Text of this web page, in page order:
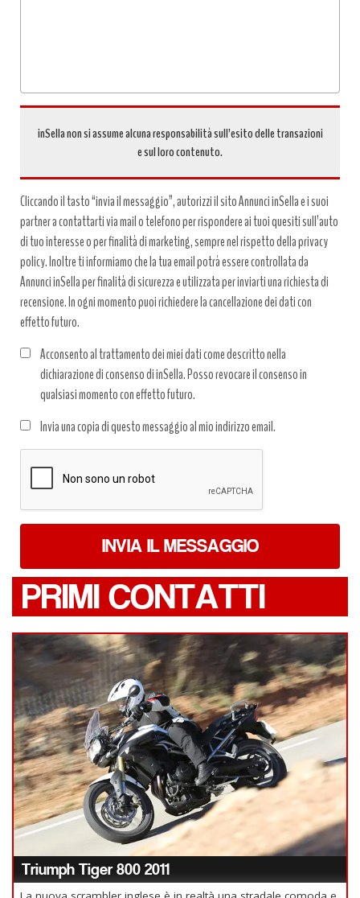
inSella non si assume alcuna responsabilità sull’esito delle transazioni
e sul loro contenuto.
Cliccando il tasto “invia il messaggio”, autorizzi il sito Annunci inSella e i suoi
partner a contattarti via mail o telefono per rispondere ai tuoi quesiti sull’auto
di tuo interesse o per finalità di marketing, sempre nel rispetto della privacy
policy. Inoltre ti informiamo che la tua email potrà essere controllata da
Annunci inSella per finalità di sicurezza e utilizzata per inviarti una richiesta di
recensione. In ogni momento puoi richiedere la cancellazione dei dati con
effetto futuro.
Acconsento al trattamento dei miei dati come descritto nella
dichiarazione di consenso di inSella. Posso revocare il consenso in
qualsiasi momento con effetto futuro.
dati
*
Invia una copia di questo messaggio al mio indirizzo email.
INVIA IL MESSAGGIO
PRIMI CONTATTI
Triumph Tiger 800 2011